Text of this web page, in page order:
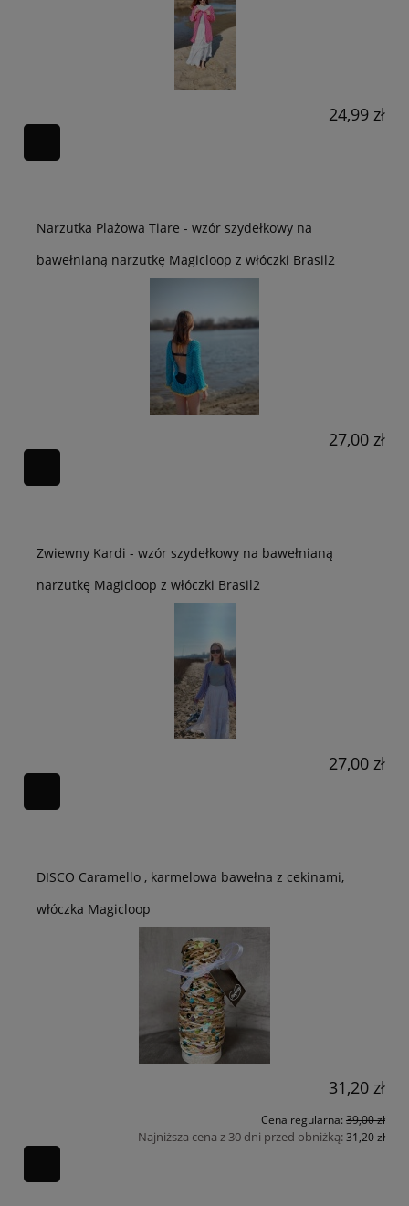
24,99 zł
Narzutka Plażowa Tiare - wzór szydełkowy na
bawełnianą narzutkę Magicloop z włóczki Brasil2
27,00 zł
Zwiewny Kardi - wzór szydełkowy na bawełnianą
narzutkę Magicloop z włóczki Brasil2
27,00 zł
DISCO Caramello , karmelowa bawełna z cekinami,
włóczka Magicloop
31,20 zł
Cena regularna: 39,00 zł
Najniższa cena z 30 dni przed obniżką:31,20 zł